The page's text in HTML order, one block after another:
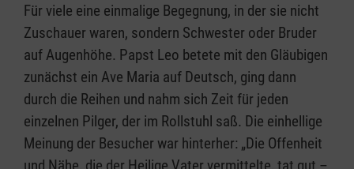
Für viele eine einmalige Begegnung, in der sie nicht
Zuschauer waren, sondern Schwester oder Bruder
auf Augenhöhe. Papst Leo betete mit den Gläubigen
zunächst ein Ave Maria auf Deutsch, ging dann
durch die Reihen und nahm sich Zeit für jeden
einzelnen Pilger, der im Rollstuhl saß. Die einhellige
Meinung der Besucher war hinterher: „Die Offenheit